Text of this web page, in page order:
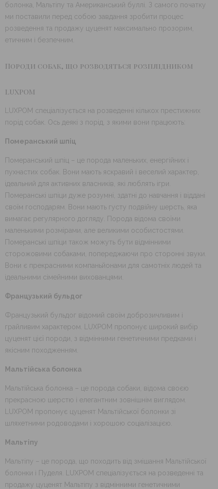
болонка, Мальтіпу та Американський буллі. З самого початку
ми поставили перед собою завдання зробити процес
розведення та продажу цуценят максимально прозорим,
етичним і безпечним.
Породи собак, що розводяться розплідником
LUXPOM
LUXPOM спеціалізується на розведенні кількох престижних
порід собак. Ось деякі з порід, з якими вони працюють:
Померанський шпіц
Померанський шпіц – це порода маленьких, енергійних і
пухнастих собак. Вони мають яскравий і веселий характер,
ідеальний для активних власників, які люблять ігри.
Померанські шпіци дуже розумні, здатні до навчання і віддані
своїм господарям. Вони мають густу подвійну шерсть, яка
вимагає регулярного догляду. Порода відома своїми
маленькими розмірами, але великими особистостями.
Померанські шпіци також можуть бути відмінними
сторожовими собаками, попереджаючи про сторонні звуки.
Вони є прекрасними компаньйонами для самотніх людей та
ідеальними сімейними вихованцями.
Французький бульдог
Французький бульдог відомий своїм доброзичливим і
грайливим характером. LUXPOM пропонує широкий вибір
цуценят цієї породи, з відмінними генетичними предками і
якісним походженням.
Мальтійська болонка
Мальтійська болонка – це порода собаки, відома своєю
прекрасною шерстю і елегантним зовнішнім виглядом.
LUXPOM пропонує цуценят Мальтійської болонки зі
шляхетними родоводами і хорошою соціалізацією.
Мальтіпу
Мальтіпу – це порода, що походить від змішання Мальтійської
болонки і Пуделя. LUXPOM спеціалізується на розведенні та
продажу цуценят Мальтіпу з відмінними генетичними